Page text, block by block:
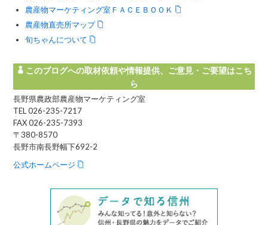
農産物マーケティング室ＦＡＣＥＢＯＯＫ
農産物直売所マップ
旬ちゃんについて
このブログへの取材依頼や情報提供、ご意見・ご要望はこち
ら
長野県農政部農産物マーケティング室
TEL 026-235-7217
FAX 026-235-7393
〒380-8570
長野市南長野幅下692-2
公式ホームページ